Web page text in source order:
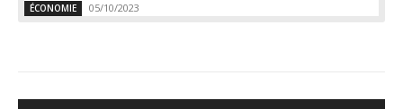
ÉCONOMIE 05/10/2023